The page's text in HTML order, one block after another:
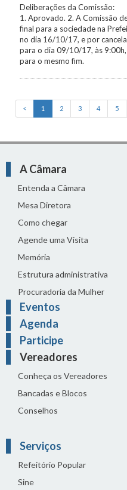
Deliberações da Comissão:
1. Aprovado. 2. A Comissão
final para a sociedade na
no dia 16/10/17, e por
para o dia 09/10/17, às
para o mesmo fim.
< 1 2 3 4 5
A Câmara
Entenda a Câmara
Mesa Diretora
Como chegar
Agende uma Visita
Memória
Estrutura administrativa
Procuradoria da Mulher
Eventos
Agenda
Participe
Vereadores
Conheça os Vereadores
Bancadas e Blocos
Conselhos
Serviços
Refeitório Popular
Sine